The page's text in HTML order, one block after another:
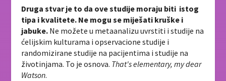
Druga stvar je to da ove studije moraju biti istog
tipa i kvalitete. Ne mogu se miješati kruške i
jabuke. Ne možete u metaanalizu uvrstiti i studije na
ćelijskim kulturama i opservacione studije i
randomizirane studije na pacijentima i studije na
životinjama. To je osnova. That's elementary, my dear
Watson.